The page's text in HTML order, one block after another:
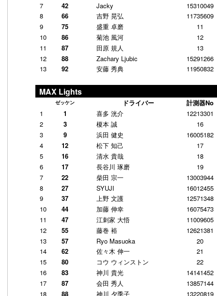
7
42 Jacky
15310049
8
66 吉野 晃弘
11735609
9
75 盛重 卓磨
11
10
86 菊池 風河
12
11
87 田原 規人
13
12
88 Zachary Ljubic
15291266
13
92 安藤 秀典 11950832
MAX Lights
ゼッケン ドライバー
計測器No
1
1 喜多 洸介
12213301
2
3 榎本 誠
16
3
9 浜田 健史
16005182
4
12 松下 知己
17
5
16 清水 貴哉
18
6
17 長谷川 琢磨
19
7
22 柴田 宗一
13003944
8
27 SYUJI
16012455
9
37 上野 文護
12571348
10
44 加藤 伸幸
16075473
11
47 江刺家 大悟
11009605
12
55 藤巻 裕
12621381
13
57 Ryo Masuoka
20
14
62 佐々木 伸一
21
15
80 コウ ウィンストン
22
16
83 神川 貴光
14141452
17
87 会田 秀人
13857144
18
88 神川 夕季子 13220819